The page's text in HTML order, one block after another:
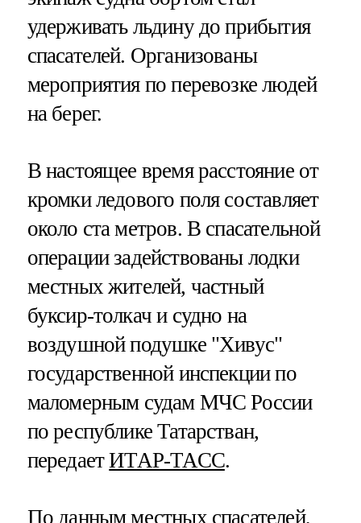
удерживать льдину до прибытия
спасателей. Организованы
мероприятия по перевозке людей
на берег.
В настоящее время расстояние от
кромки ледового поля составляет
около ста метров. В спасательной
операции задействованы лодки
местных жителей, частный
буксир-толкач и судно на
воздушной подушке "Хивус"
государственной инспекции по
маломерным судам МЧС России
по республике Татарстван,
передаетИТАР-ТАСС.
По данным местных спасателей,